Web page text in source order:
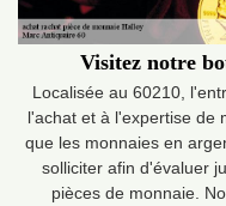
Visitez notre
Localisée au 60210,
l'achat et à l'expertise de
que les monnaies en
solliciter afin d'évaluer
pièces de monnaie.